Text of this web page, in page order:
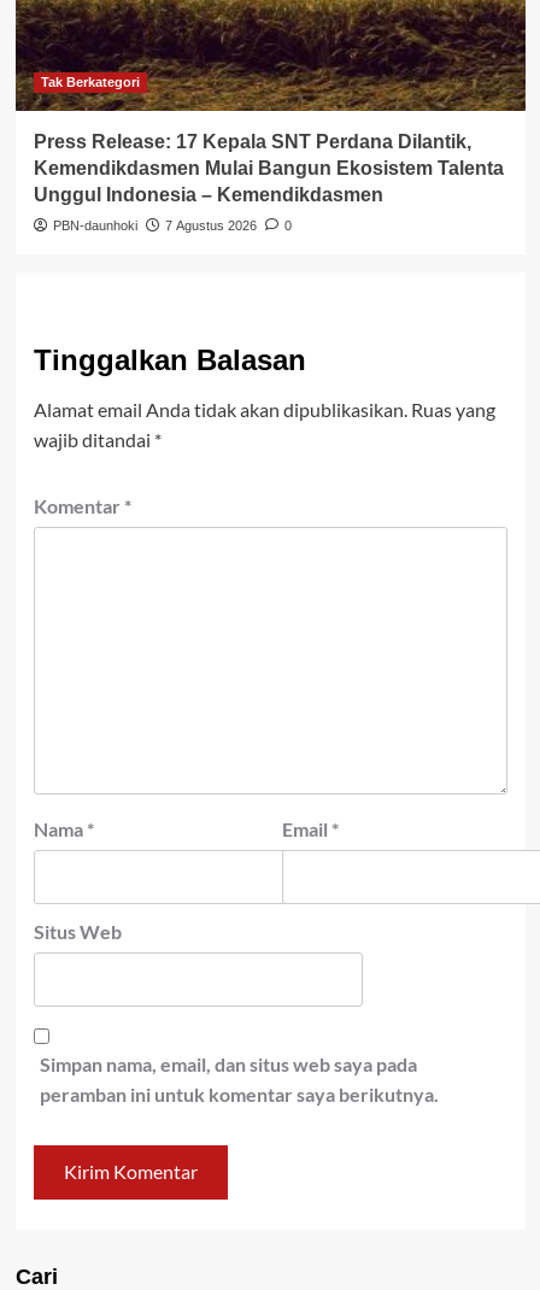
Tak Berkategori
Press Release: 17 Kepala SNT Perdana Dilantik,
Kemendikdasmen Mulai Bangun Ekosistem Talenta
Unggul Indonesia – Kemendikdasmen
PBN-daunhoki 7 Agustus 2026 0
Tinggalkan Balasan
Alamat email Anda tidak akan dipublikasikan. Ruas yang
wajib ditandai *
Komentar *
Nama * Email *
Situs Web
Simpan nama, email, dan situs web saya pada
peramban ini untuk komentar saya berikutnya.
Cari